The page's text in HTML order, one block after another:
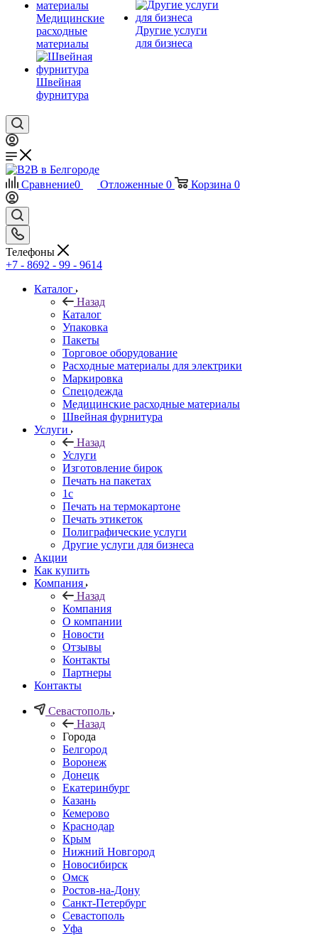
Медицинские
расходные
материалы
Швейная
фурнитура
Другие услуги
для бизнеса
Сравнение0 Отложенные 0 Корзина 0
Телефоны
+7 - 8692 - 99 - 9614
Каталог
Назад
Каталог
Упаковка
Пакеты
Торговое оборудование
Расходные материалы для электрики
Маркировка
Спецодежда
Медицинские расходные материалы
Швейная фурнитура
Услуги
Назад
Услуги
Изготовление бирок
Печать на пакетах
1c
Печать на термокартоне
Печать этикеток
Полиграфические услуги
Другие услуги для бизнеса
Акции
Как купить
Компания
Назад
Компания
О компании
Новости
Отзывы
Контакты
Партнеры
Контакты
Севастополь
Назад
Города
Белгород
Воронеж
Донецк
Екатеринбург
Казань
Кемерово
Краснодар
Крым
Нижний Новгород
Новосибирск
Омск
Ростов-на-Дону
Санкт-Петербург
Севастополь
Уфа